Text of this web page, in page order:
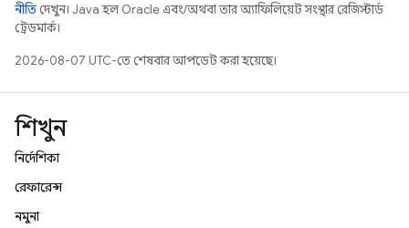
নীতি দেখুন। Java হল Oracle এবং/অথবা তার অ্যাফিলিয়েট সংস্থার রেজিস্টার্ড
ট্রেডমার্ক।
2026-08-07 UTC-তে শেষবার আপডেট করা হয়েছে।
শিখুন
নির্দেশিকা
রেফারেন্স
নমুনা